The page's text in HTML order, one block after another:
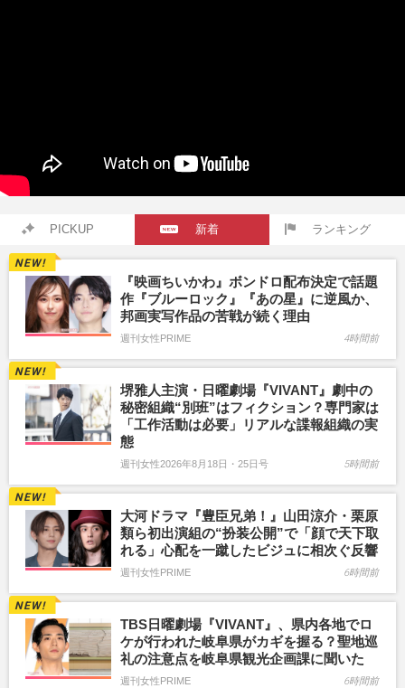
PICKUP 新着 ランキング
『映画ちいかわ』ボンドロ配布決定で話題
作『ブルーロック』『あの星』に逆風か、
邦画実写作品の苦戦が続く理由
週刊女性PRIME 4時間前
堺雅人主演・日曜劇場『VIVANT』劇中の
秘密組織“別班”はフィクション？専門家は
「工作活動は必要」リアルな諜報組織の実
態
週刊女性2026年8月18日・25日号 5時間前
大河ドラマ『豊臣兄弟！』山田涼介・栗原
類ら初出演組の“扮装公開”で「顔で天下取
れる」心配を一蹴したビジュに相次ぐ反響
週刊女性PRIME 6時間前
TBS日曜劇場『VIVANT』、県内各地でロ
ケが行われた岐阜県がカギを握る？聖地巡
礼の注意点を岐阜県観光企画課に聞いた
週刊女性PRIME 6時間前